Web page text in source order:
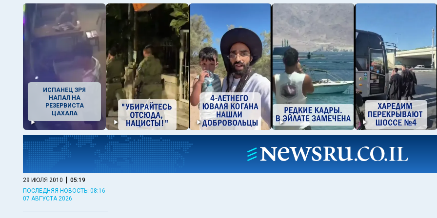
ИСПАНЕЦ ЗРЯ
НАПАЛ НА
РЕЗЕРВИСТА
ЦАХАЛА
29 ИЮЛЯ 2010 | 05:19
ПОСЛЕДНЯЯ НОВОСТЬ: 08:16
07 АВГУСТА 2026